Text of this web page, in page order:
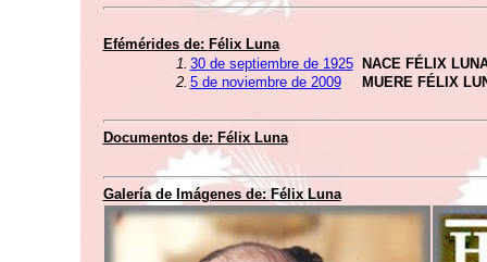
Efémérides de: Félix Luna
1. 30 de septiembre de 1925
NACE FÉLIX
2. 5 de noviembre de 2009 MUERE FÉLIX
Documentos de: Félix Luna
Galería de Imágenes de: Félix Luna